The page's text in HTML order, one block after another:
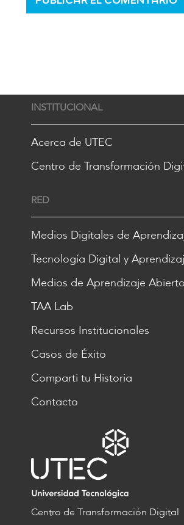
INSTITUCIONAL
Acerca de UTEC
Centro de Transformación
RED
Medios Digitales de
Tecnología Digital y
Medios de Aprendizaje
TAA Lab
Recursos Institucionales
Casos de Éxito
Comparti tu Historia
Contacto
Centro de Transformación Digital